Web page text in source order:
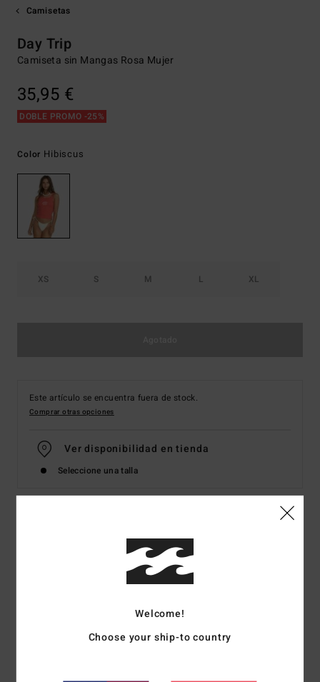
Camisetas
Day Trip
Camiseta sin Mangas Rosa Mujer
35,95 €
DOBLE PROMO -25%
Color Hibiscus
XS S M L XL
Este artículo se encuentra fuera de stock.
Comprar otras opciones
Ver disponibilidad en tienda
Seleccione una talla
Detalles & características
Camiseta sin Mangas Rosa Mujer
Welcome!
Choose your ship-to country